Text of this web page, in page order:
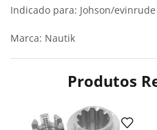
Indicado para: Johson/
Marca: Nautik
Produtos